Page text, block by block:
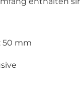
50 mm